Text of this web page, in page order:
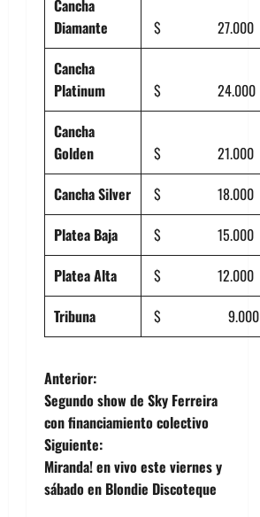
Cancha
Diamante
$ 27.000
Cancha
Platinum
$ 24.000
Cancha
Golden
$ 21.000
Cancha Silver
$ 18.000
Platea Baja
$ 15.000
Platea Alta
$ 12.000
Tribuna
$ 9.000
N
a
v
e
Anterior:
Segundo show de Sky Ferreira
con financiamiento colectivo
Siguiente:
Miranda! en vivo este viernes y
sábado en Blondie Discoteque